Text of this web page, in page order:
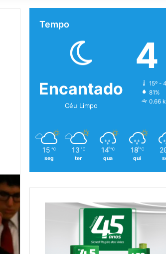
Tempo
Encantado
Céu Limpo
4
15º -
81%
0.66
15 ℃
seg
13 ℃
ter
14 ℃
qua
18 ℃
qui